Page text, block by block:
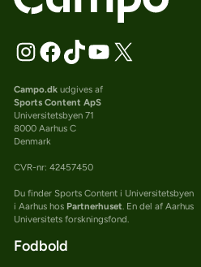
Campo.dkudgives af
Sports Content ApS
Universitetsbyen 71
8000 Aarhus C
Denmark
CVR-nr: 42457450
Du finder Sports Content i Universitetsbyen
i Aarhus hos Partnerhuset. En del af Aarhus
Universitets forskningsfond.
Fodbold